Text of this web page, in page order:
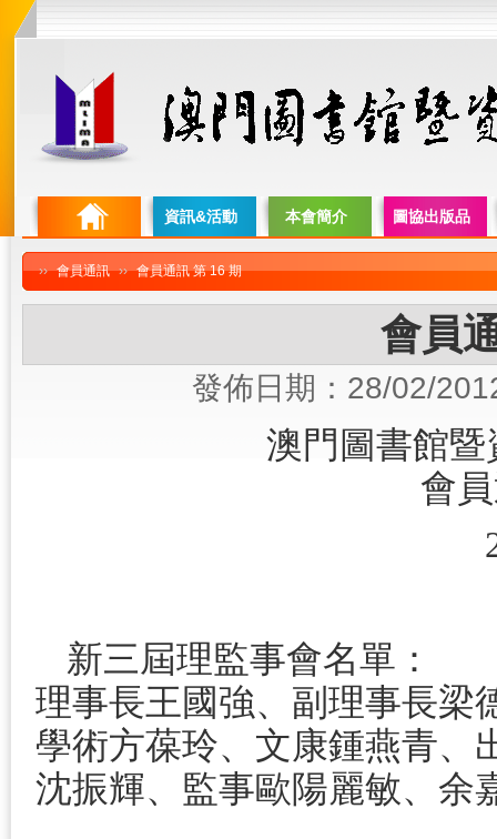
資訊&活動 本會簡介 圖協出版品
›› 會員通訊 ›› 會員通訊 第 16 期
會員
發佈日期：28/02/
澳門圖書館
會
新三屆理監事會名單：
理事長王國強、副理事長梁
學術方葆玲、文康鍾燕青、
沈振輝、監事歐陽麗敏、余